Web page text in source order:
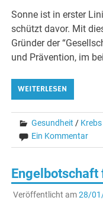
Sonne ist in erster
schützt davor. Mit
Gründer der
und Prävention, im
WEITERLESEN
Gesundheit / Krebs
Ein Kommentar
Engelbotschaft
Veröffentlicht am28/